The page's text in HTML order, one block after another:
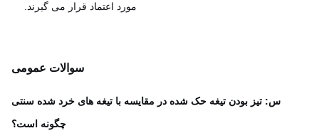
مورد اعتماد قرار می گیرند.
سوالات عمومی
س: تیز بودن تیغه حک شده در مقایسه با تیغه های خرد شده سنتی
چگونه است؟